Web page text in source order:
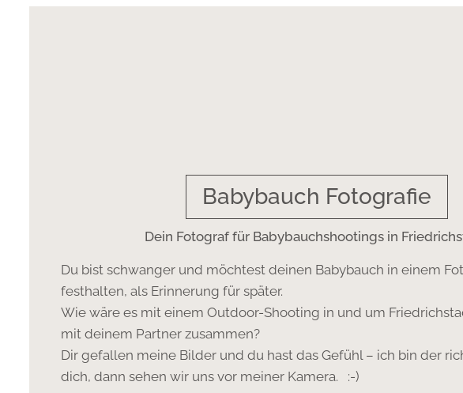
Babybauch Fotografie
Dein Fotograf für Babybauchshootings in
Du bist schwanger und möchtest deinen Babybauch in einem
festhalten, als Erinnerung für später.
Wie wäre es mit einem Outdoor-Shooting in und um
mit deinem Partner zusammen?
Dir gefallen meine Bilder und du hast das Gefühl – ich bin der
dich, dann sehen wir uns vor meiner Kamera. :-)